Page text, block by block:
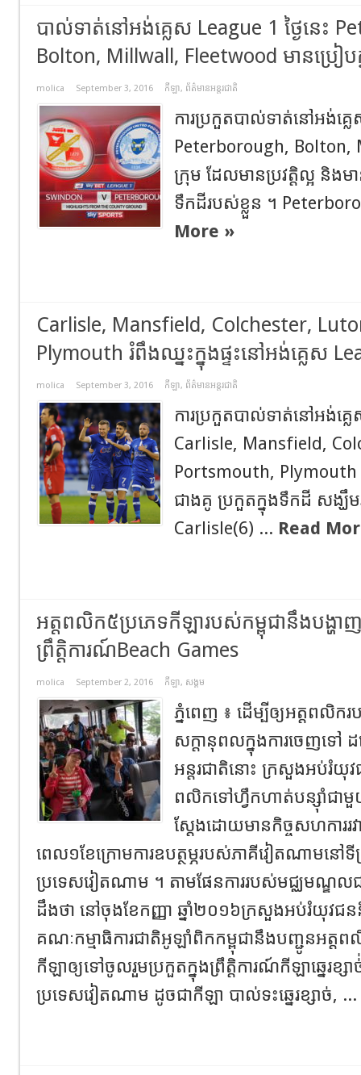
បាល់ទាត់នៅអង់គ្លេស League 1 ថ្ងៃនេះ
Bolton, Millwall, Fleetwood មានប្រៀប
molica September 3, 2016 កីឡា, ព័ត៌មានអន្តរជាតិ
ការប្រកួតបាល់ទាត់នៅអង់គ្លេ
Peterborough, Bolton,
ក្រុម ដែលមានប្រវត្តិល្អ និង
ទឹកដីរបស់ខ្លួន ។
More »
Carlisle, Mansfield, Colchester,
Plymouth រំពឹងឈ្នះក្នុងផ្ទះនៅអង់គ្លេស
molica September 3, 2016 កីឡា, ព័ត៌មានអន្តរជាតិ
ការប្រកួតបាល់ទាត់នៅអង់គ្លេ
Carlisle, Mansfield,
Portsmouth, Plymouth
ជាងគូ ប្រកួតក្នុងទឹកដី សង្ឃឹ
Carlisle(6) ... Read
អត្តពលិក៥ប្រភេទកីឡារបស់កម្ពុជានឹងបង្ហាញ
ព្រឹត្តិការណ៍Beach Games
molica September 2, 2016 កីឡា, សង្គម
ភ្នំពេញ ៖ ដើម្បីឲ្យអត្តពលិក
សក្តានុពលក្នុងការចេញទៅ
អន្តរជាតិនោះ ក្រសួងអប់រំយុ
ពលិកទៅហ្វឹកហាត់បន្សុំាជា
ស្តែងដោយមានកិច្ចសហការរ
ពេល១ខែក្រោមការឧបត្ថម្ភរបស់ភាគីវៀតណាមនៅ
ប្រទេសវៀតណាម ។ តាមផែនការរបស់មជ្ឈមណ្ឌល
ដឹងថា នៅចុងខែកញ្ញា ឆ្នាំ២០១៦ក្រសួងអប់រំយុវជ
គណៈកម្មាធិការជាតិអូឡាំពិកកម្ពុជានឹងបញ្ជូនអត្ត
កីឡាឲ្យទៅចូលរួមប្រកួតក្នុងព្រឹត្តិការណ៍កីឡាឆ្នេរ
ប្រទេសវៀតណាម ដូចជាកីឡា បាល់ទះឆ្នេរខ្សាច់, ...